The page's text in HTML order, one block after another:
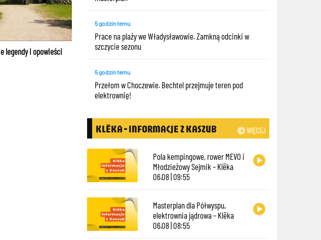
legendy i opowieści
5 godzin temu
Prace na plaży we Władysławowie. Zamkną odcinki w
szczycie sezonu
5 godzin temu
Przełom w Choczewie. Bechtel przejmuje teren pod
elektrownię!
WIĘCEJ
KLËKA - INFORMACJE Z KASZUB
Pola kempingowe, rower MEVO i
Młodzieżowy Sejmik – Klëka
06.08 | 09:55
Masterplan dla Półwyspu,
elektrownia jądrowa – Klëka
06.08 | 08:55